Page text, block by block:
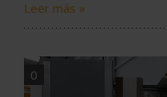
Leer más »
0